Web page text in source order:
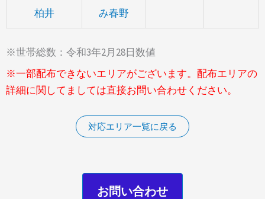
柏井 み春野
※世帯総数：令和3年2月28日数値
※一部配布できないエリアがございます。配布エリアの
詳細に関してましては直接お問い合わせください。
対応エリア一覧に戻る
お問い合わせ